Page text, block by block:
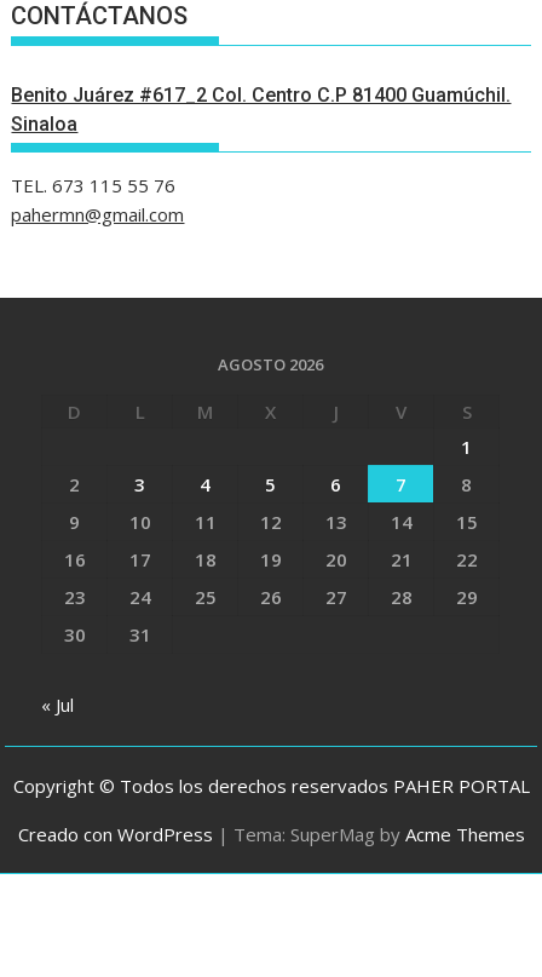
CONTÁCTANOS
Benito Juárez #617_2 Col. Centro C.P 81400 Guamúchil.
Sinaloa
TEL. 673 115 55 76
pahermn@gmail.com
AGOSTO 2026
D L M X J V
S
1
2
3 4 5 6 7
8
9
10 11 12 13 14
15
16
17 18 19 20 21
22
23
24 25 26 27 28
29
30
31
« Jul
Copyright © Todos los derechos reservados PAHER PORTAL
Creado con WordPress | Tema: SuperMag by Acme Themes